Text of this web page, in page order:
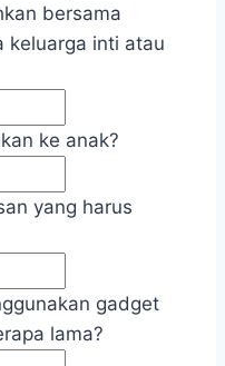
bersama
keluarga inti atau
ke anak?
yang harus
gadget
lama?